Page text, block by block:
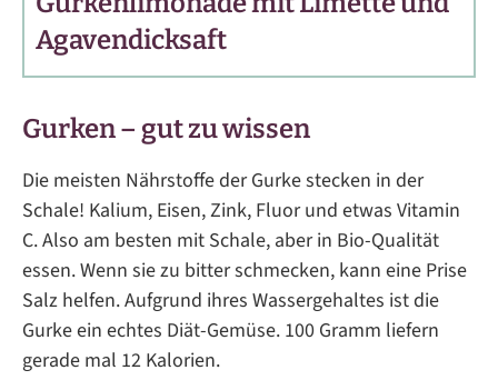
Agavendicksaft
Gurken – gut zu wissen
Die meisten Nährstoffe der Gurke stecken in der
Schale! Kalium, Eisen, Zink, Fluor und etwas Vitamin
C. Also am besten mit Schale, aber in Bio-Qualität
essen. Wenn sie zu bitter schmecken, kann eine Prise
Salz helfen. Aufgrund ihres Wassergehaltes ist die
Gurke ein echtes Diät-Gemüse. 100 Gramm liefern
gerade mal 12 Kalorien.